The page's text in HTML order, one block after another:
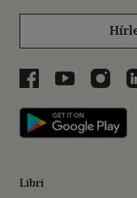
Libri aLibri aLibri
Libri